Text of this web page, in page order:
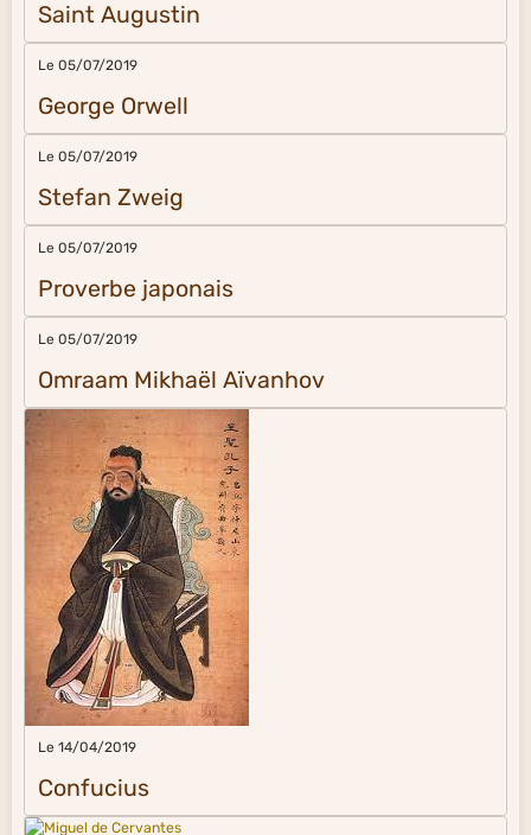
Saint Augustin
Le 05/07/2019
George Orwell
Le 05/07/2019
Stefan Zweig
Le 05/07/2019
Proverbe japonais
Le 05/07/2019
Omraam Mikhaël Aïvanhov
Le 14/04/2019
Confucius